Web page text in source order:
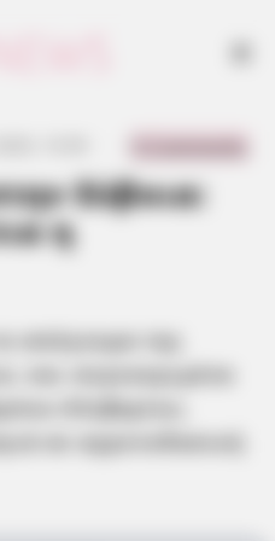
Εύβοια:
η
απόγευμα της